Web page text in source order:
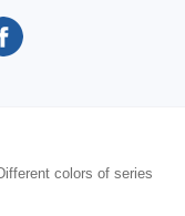
colors of series